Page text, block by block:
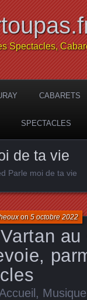
Spectacles,
CABARETS
SPECTACLES
de ta vie
Parle moi de ta vie
on5 octobre 2022
, Musique